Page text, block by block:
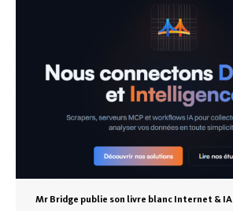
Mr Bridge publie son livre blanc Internet & IA